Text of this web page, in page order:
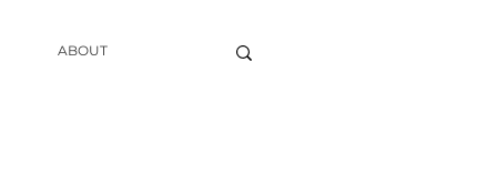
ABOUT